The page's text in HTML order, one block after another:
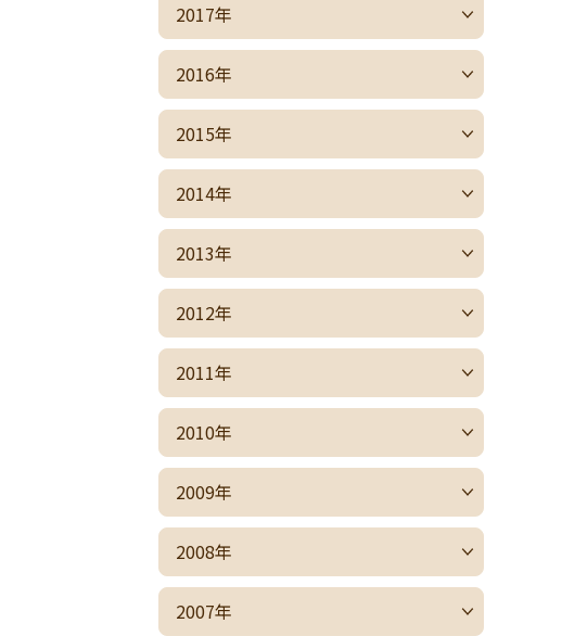
2017年
2016年
2015年
2014年
2013年
2012年
2011年
2010年
2009年
2008年
2007年